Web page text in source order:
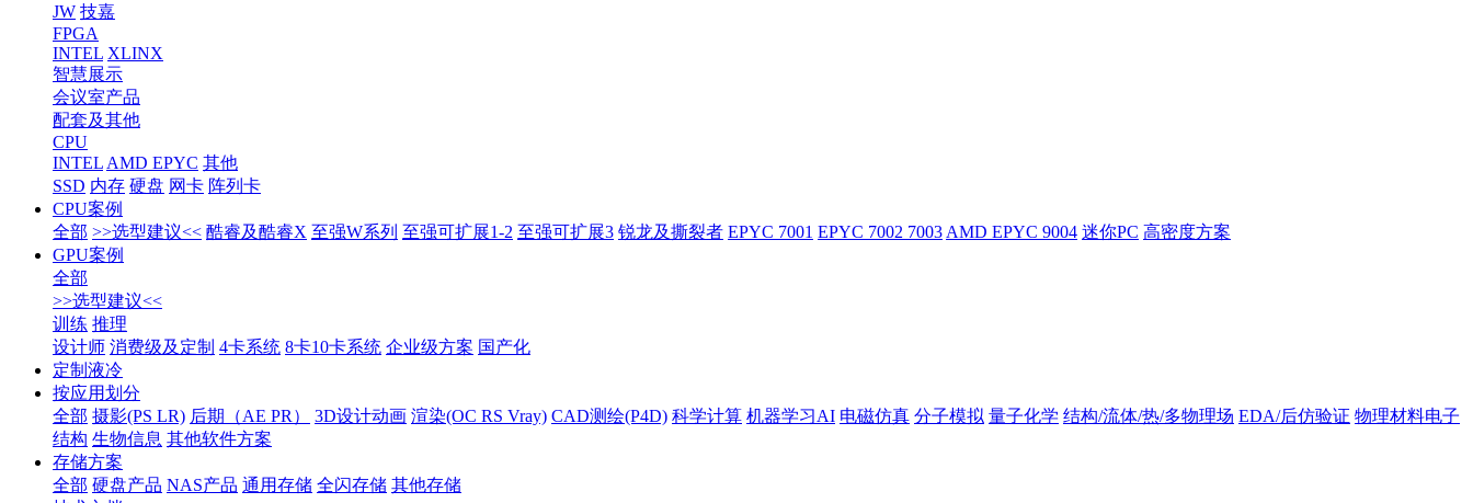
JW 技嘉
FPGA
INTEL XLINX
智慧展示
会议室产品
配套及其他
CPU
INTEL AMD EPYC 其他
SSD 内存 硬盘 网卡 阵列卡
CPU案例
全部 >>选型建议<< 酷睿及酷睿X 至强W系列 至强可扩展1-2 至强可扩展3 锐龙及撕裂者 EPYC 7001 EPYC 7002 7003 AMD EPYC 9004 迷你PC 高密度方案
GPU案例
全部
>>选型建议<<
训练 推理
设计师 消费级及定制 4卡系统 8卡10卡系统 企业级方案 国产化
定制液冷
按应用划分
全部 摄影(PS LR) 后期（AE PR） 3D设计动画 渲染(OC RS Vray) CAD测绘(P4D) 科学计算 机器学习AI 电磁仿真 分子模拟 量子化学 结构/流体/热/多物理场 EDA/后仿验证 物理材料电子
结构 生物信息 其他软件方案
存储方案
全部 硬盘产品 NAS产品 通用存储 全闪存储 其他存储